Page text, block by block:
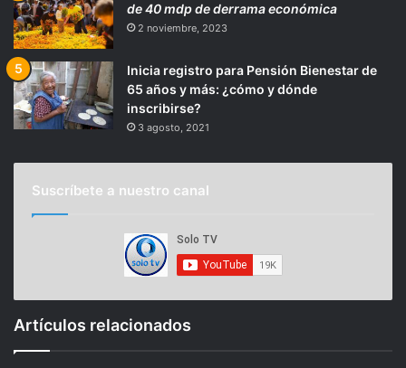
de 40 mdp de derrama económica
2 noviembre, 2023
Inicia registro para Pensión Bienestar de
65 años y más: ¿cómo y dónde
inscribirse?
3 agosto, 2021
Suscríbete a nuestro canal
Artículos relacionados